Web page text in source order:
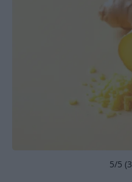
5/5 (3